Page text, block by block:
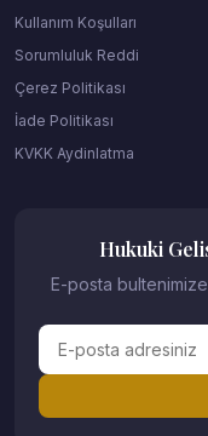
Kullanım Koşulları
Sorumluluk Reddi
Çerez Politikası
İade Politikası
KVKK Aydinlatma
Hukuki
E-posta